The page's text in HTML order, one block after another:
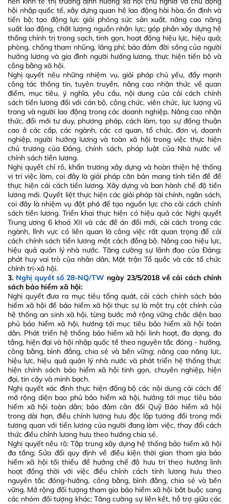
hội nhập quốc tế, xây dựng quan hệ lao động hài hòa, ổn định và
tiến bộ; tạo động lực giải phóng sức sản xuất, nâng cao năng
suất lao động, chất lượng nguồn nhân lực; góp phần xây dựng hệ
thống chính trị trong sạch, tinh gọn, hoạt động hiệu lực, hiệu quả;
phòng, chống tham nhũng, lãng phí; bảo đảm đời sống của người
hưởng lương và gia đình người hưởng lương, thực hiện tiến bộ và
công bằng xã hội.
Nghị quyết nêu những nhiệm vụ, giải pháp chủ yếu, đẩy mạnh
công tác thông tin, tuyên truyền, nâng cao nhận thức về quan
điểm, mục tiêu, ý nghĩa, yêu cầu, nội dung của cải cách chính
sách tiền lương đối với cán bộ, công chức, viên chức, lực lượng vũ
trang và người lao động trong các doanh nghiệp. Nâng cao nhận
thức, đổi mới tư duy, phương pháp, cách làm, tạo sự đồng thuận
cao ở các cấp, các ngành, các cơ quan, tổ chức, đơn vị, doanh
nghiệp, người hưởng lương và toàn xã hội trong việc thực hiện
chủ trương của Đảng, chính sách, pháp luật của Nhà nước về
chính sách tiền lương.
Nghị quyết chỉ rõ, khẩn trương xây dựng và hoàn thiện hệ thống
vị trí việc làm, coi đây là giải pháp căn bản mang tính tiền đề để
thực hiện cải cách tiền lương. Xây dựng và ban hành chế độ tiền
lương mới. Quyết liệt thực hiện các giải pháp tài chính, ngân sách,
coi đây là nhiệm vụ đột phá để tạo nguồn lực cho cải cách chính
sách tiền lương. Triển khai thực hiện có hiệu quả các Nghị quyết
Trung ương 6 khoá XII và các đề án đổi mới, cải cách trong các
ngành, lĩnh vực có liên quan là công việc rất quan trọng để cải
cách chính sách tiền lương một cách đồng bộ. Nâng cao hiệu lực,
hiệu quả quản lý nhà nước. Tăng cường sự lãnh đạo của Đảng;
phát huy vai trò của nhân dân, Mặt trận Tổ quốc và các tổ chức
chính trị-xã hội.
3. Nghị quyết số 28-NQ/TW ngày 23/5/2018 về cải cách chính
sách bảo hiểm xã hội:
Nghị quyết đưa ra mục tiêu tổng quát, cải cách chính sách bảo
hiểm xã hội để bảo hiểm xã hội thực sự là một trụ cột chính của
hệ thống an sinh xã hội, từng bước mở rộng vững chắc diện bao
phủ bảo hiểm xã hội, hướng tới mục tiêu bảo hiểm xã hội toàn
dân. Phát triển hệ thống bảo hiểm xã hội linh hoạt, đa dạng, đa
tầng, hiện đại và hội nhập quốc tế theo nguyên tắc đóng - hưởng,
công bằng, bình đẳng, chia sẻ và bền vững; nâng cao năng lực,
hiệu lực, hiệu quả quản lý nhà nước và phát triển hệ thống thực
hiện chính sách bảo hiểm xã hội tinh gọn, chuyên nghiệp, hiện
đại, tin cậy và minh bạch.
Nghị quyết xác định thực hiện đồng bộ các nội dung cải cách để
mở rộng diện bao phủ bảo hiểm xã hội, hướng tới mục tiêu bảo
hiểm xã hội toàn dân; bảo đảm cân đối Quỹ Bảo hiểm xã hội
trong dài hạn, điều chỉnh lương hưu độc lập tương đối trong mối
tương quan với tiền lương của người đang làm việc, thay đổi cách
thức điều chỉnh lương hưu theo hướng chia sẻ.
Nghị quyết nêu rõ: Tập trung xây dựng hệ thống bảo hiểm xã hội
đa tầng; Sửa đổi quy định về điều kiện thời gian tham gia bảo
hiểm xã hội tối thiểu để hưởng chế độ hưu trí theo hướng linh
hoạt đồng thời với việc điều chỉnh cách tính lương hưu theo
nguyên tắc đóng-hưởng, công bằng, bình đẳng, chia sẻ và bền
vững. Mở rộng đối tượng tham gia bảo hiểm xã hội bắt buộc sang
các nhóm đối tượng khác; Tăng cường sự liên kết, hỗ trợ giữa các